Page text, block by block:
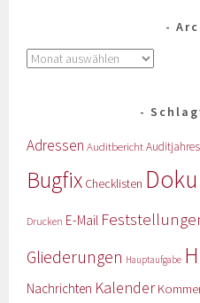
Adressen Auditbericht
Bugfix Checklisten
Drucken E-Mail
Gliederungen Hauptaufgabe
Nachrichten Kalender